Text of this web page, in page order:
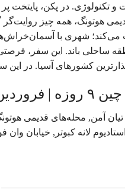
و تکنولوژی. در پکن،
هوتونگ، همه چیز روایت‌گر
شهری با آسمان‌خراش‌های
ساحلی باند. این سفر،
کشورهای آسیا. در
آمن, محله‌های قدیمی
لانه کبوتر, خیابان وان